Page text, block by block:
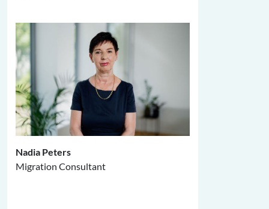
Nadia Peters
Migration Consultant